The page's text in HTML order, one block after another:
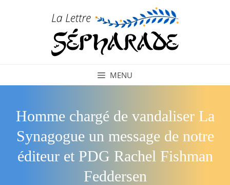
MENU
Homme chargé de vandaliser La
Synagogue un message de notre
éditeur et PDG Rachel Fishman
Feddersen